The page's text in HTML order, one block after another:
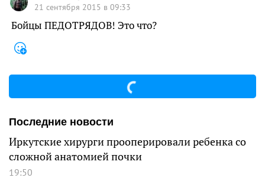
21 сентября 2015 в 09:33
Бойцы ПЕДОТРЯДОВ! Это что?
Последние новости
Иркутские хирурги прооперировали ребенка со
сложной анатомией почки
19:50